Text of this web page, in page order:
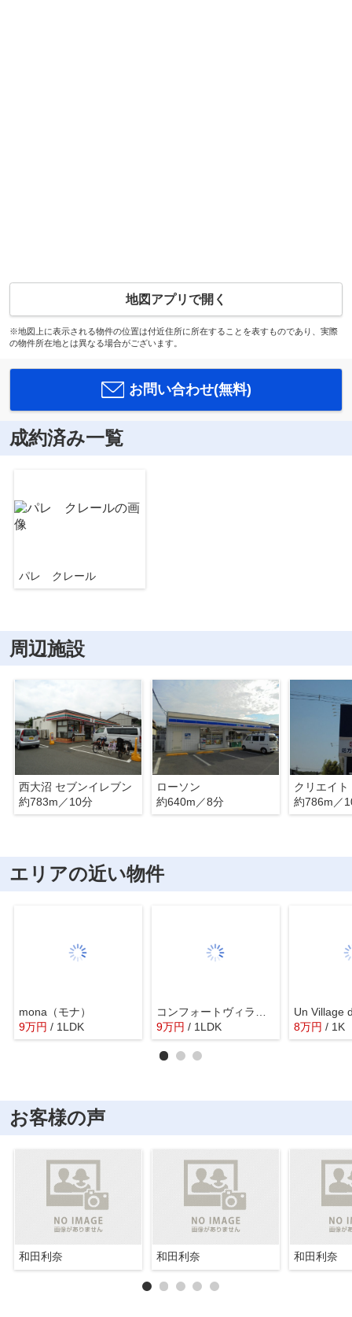
地図アプリで開く
※地図上に表示される物件の位置は付近住所に所在することを表すものであり、実際
の物件所在地とは異なる場合がございます。
お問い合わせ(無料)
成約済み一覧
パレ クレール
周辺施設
西大沼 セブンイレブン
約783m／10分
ローソン
約640m／8分
クリエイト
約786m／
エリアの近い物件
mona（モナ）
9万円 / 1LDK
コンフォートヴィラ若松
9万円 / 1LDK 8万円 / 1K
お客様の声
和田利奈 和田利奈 和田利奈